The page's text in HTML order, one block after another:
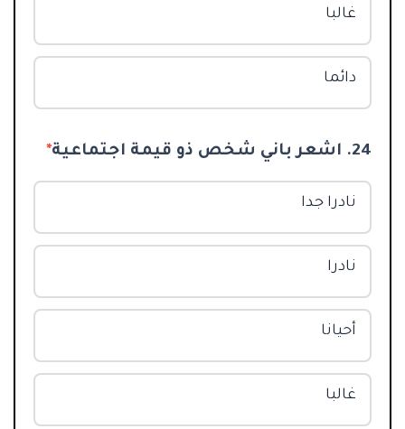
غالبا
دائما
24. اشعر باني شخص ذو قيمة اجتماعية *
نادرا جدا
نادرا
أحيانا
غالبا